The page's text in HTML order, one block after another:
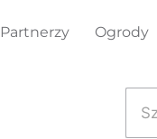
Partnerzy Ogrody